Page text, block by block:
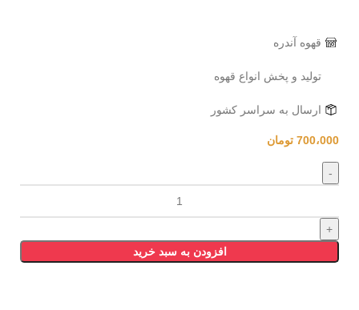
قهوه آندره
توليد و پخش انواع قهوه
ارسال به سراسر کشور
700،000 تومان
افزودن به سبد خرید